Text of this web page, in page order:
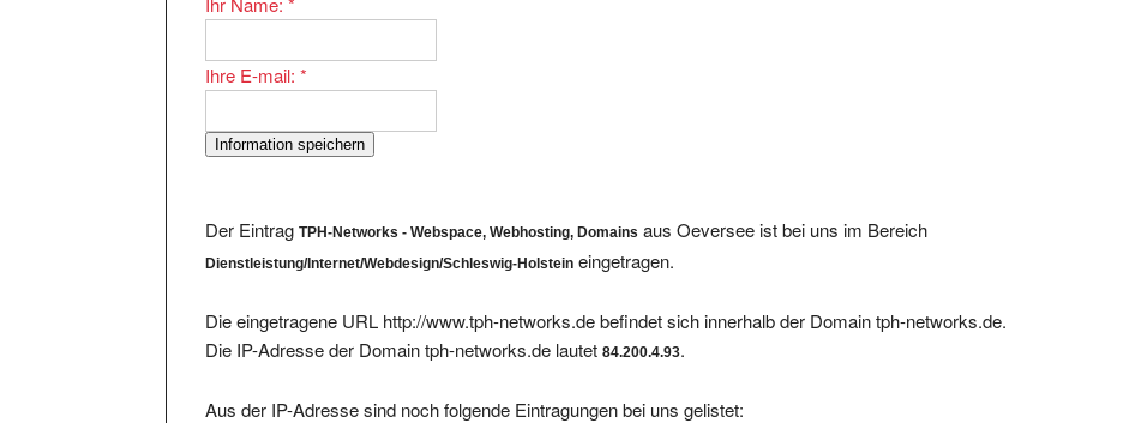
Ihre E-mail:*
Der EintragTPH-Networks - Webspace, Webhosting, Domains aus Oeversee ist bei uns im Bereich
Dienstleistung/Internet/Webdesign/Schleswig-Holstein eingetragen.
Die eingetragene URL http://www.tph-networks.de befindet sich innerhalb der Domain tph-networks.de.
Die IP-Adresse der Domain tph-networks.de lautet84.200.4.93.
Aus der IP-Adresse sind noch folgende Eintragungen bei uns gelistet: